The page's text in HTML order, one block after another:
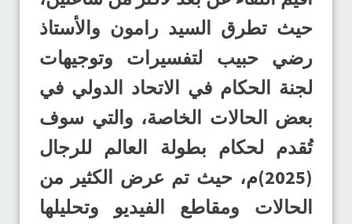
حيث تطرق السيد رامون والأستاذ
رضي حبيب لتفسيرات وتوجيهات
لجنة الحكام في الاتحاد الدولي في
بعض الحالات الخاصة، والتي سوف
تُقدم لحكام بطولة العالم للرجال
(2025)م، حيث تم عرض الكثير من
الحالات ومقاطع الفيديو وتحليلها